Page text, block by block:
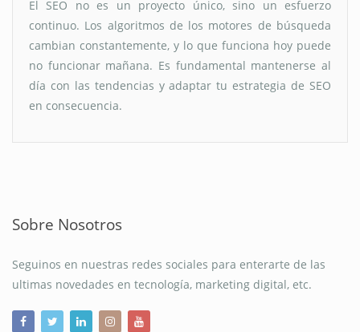
El SEO no es un proyecto único, sino un esfuerzo
continuo. Los algoritmos de los motores de búsqueda
cambian constantemente, y lo que funciona hoy puede
no funcionar mañana. Es fundamental mantenerse al
día con las tendencias y adaptar tu estrategia de SEO
en consecuencia.
Sobre Nosotros
Seguinos en nuestras redes sociales para enterarte de las
ultimas novedades en tecnología, marketing digital, etc.